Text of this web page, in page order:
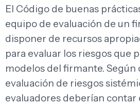
El Código de buenas
equipo de evaluación de un
disponer de recursos
para evaluar los riesgos que
modelos del firmante. Según
evaluación de riesgos
evaluadores deberían contar